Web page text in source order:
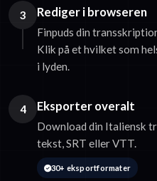
3 Rediger i browseren
Finpuds din
Klik på et hvilket som
i lyden.
4 Eksporter overalt
Download din Italiensk
tekst, SRT eller VTT.
30+ eksportformater